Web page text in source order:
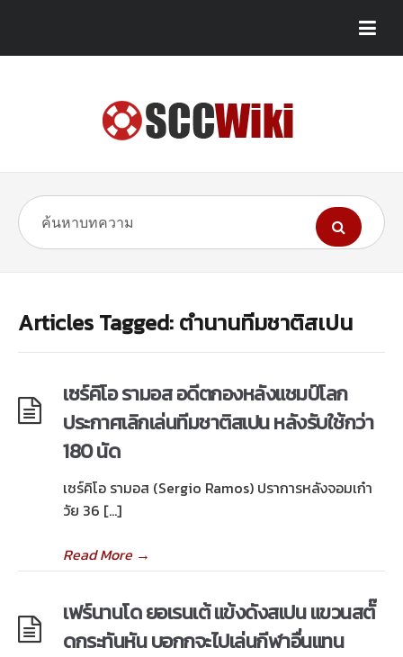
Articles Tagged: ตำนานทีมชาติสเปน
เซร์คิโอ รามอส อดีตกองหลังแชมป์โลก
ประกาศเลิกเล่นทีมชาติสเปน หลังรับใช้กว่า
180 นัด
เซร์คิโอ รามอส (Sergio Ramos) ปราการหลังจอมเก๋า
วัย 36 […]
Read More→
เฟร์นานโด ยอเรนเต้ แข้งดังสเปน แขวนสตั๊
ดกระทันหัน บอกกจะไปเล่นกีฬาอื่นแทน